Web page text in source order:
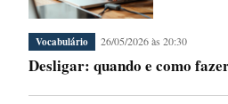
Vocabulário 26/05/2026 às 20:30
Desligar: quando e como